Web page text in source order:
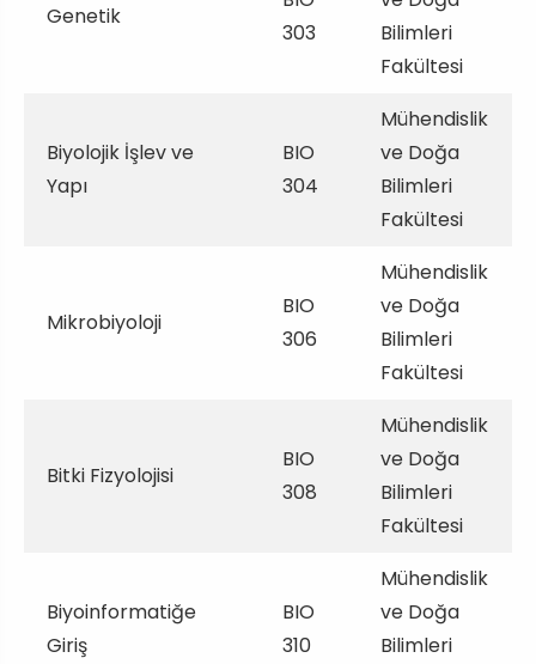
Genetik
303
Bilimleri
Fakültesi
Biyolojik İşlev ve
Yapı
BIO
304
Mühendislik
ve Doğa
Bilimleri
Fakültesi
Mikrobiyoloji
BIO
306
Mühendislik
ve Doğa
Bilimleri
Fakültesi
Bitki Fizyolojisi
BIO
308
Mühendislik
ve Doğa
Bilimleri
Fakültesi
Biyoinformatiğe
Giriş
BIO
310
Mühendislik
ve Doğa
Bilimleri